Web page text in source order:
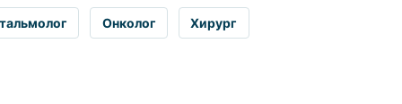
Онколог Хирург